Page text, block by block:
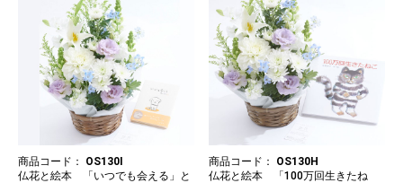
商品コード： OS130I
仏花と絵本 「いつでも会える」と
商品コード： OS130H
仏花と絵本 「100万回生きたね